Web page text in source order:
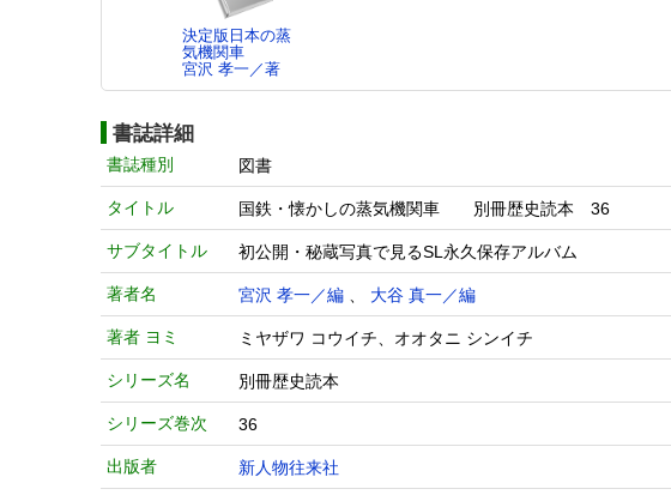
決定版日本の蒸
気機関車
宮沢 孝一／著
書誌詳細
書誌種別 図書
タイトル 国鉄・懐かしの蒸気機関車 別冊歴史読本 36
サブタイトル 初公開・秘蔵写真で見るSL永久保存アルバム
著者名 宮沢 孝一／編 大谷 真一／編
著者 ヨミ ミヤザワ コウイチ、オオタニ シンイチ
シリーズ名 別冊歴史読本
シリーズ巻次 36
出版者 新人物往来社